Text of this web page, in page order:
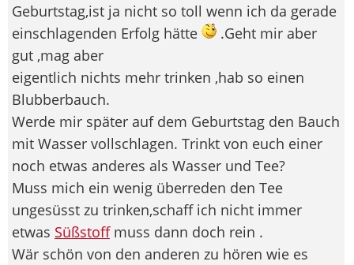
Geburtstag,ist ja nicht so toll wenn ich da gerade
einschlagenden Erfolg hätte
.Geht mir aber
gut ,mag aber
eigentlich nichts mehr trinken ,hab so einen
Blubberbauch.
Werde mir später auf dem Geburtstag den Bauch
mit Wasser vollschlagen. Trinkt von euch einer
noch etwas anderes als Wasser und Tee?
Muss mich ein wenig überreden den Tee
ungesüsst zu trinken,schaff ich nicht immer
etwas Süßstoffmuss dann doch rein .
Wär schön von den anderen zu hören wie es